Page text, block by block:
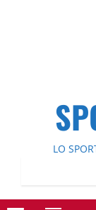
LO